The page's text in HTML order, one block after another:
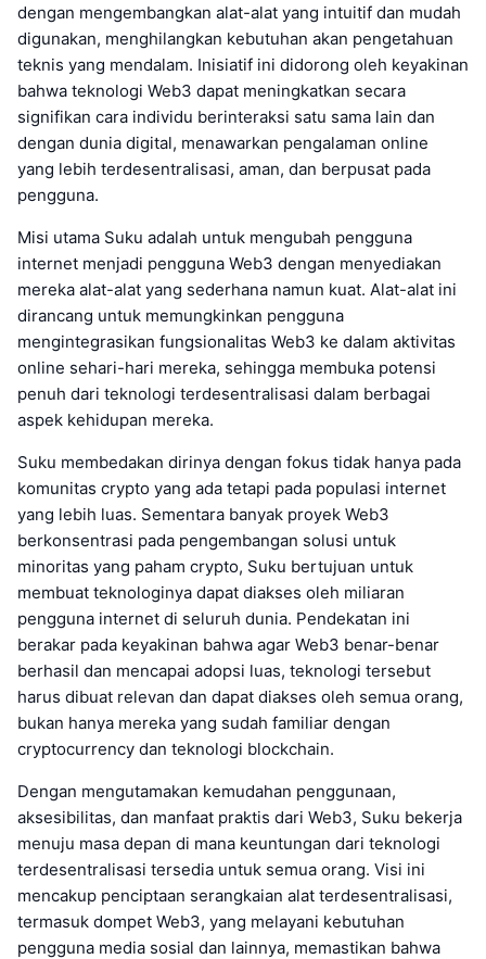
dengan mengembangkan alat-alat yang intuitif dan mudah
digunakan, menghilangkan kebutuhan akan pengetahuan
teknis yang mendalam. Inisiatif ini didorong oleh keyakinan
bahwa teknologi Web3 dapat meningkatkan secara
signifikan cara individu berinteraksi satu sama lain dan
dengan dunia digital, menawarkan pengalaman online
yang lebih terdesentralisasi, aman, dan berpusat pada
pengguna.
Misi utama Suku adalah untuk mengubah pengguna
internet menjadi pengguna Web3 dengan menyediakan
mereka alat-alat yang sederhana namun kuat. Alat-alat ini
dirancang untuk memungkinkan pengguna
mengintegrasikan fungsionalitas Web3 ke dalam aktivitas
online sehari-hari mereka, sehingga membuka potensi
penuh dari teknologi terdesentralisasi dalam berbagai
aspek kehidupan mereka.
Suku membedakan dirinya dengan fokus tidak hanya pada
komunitas crypto yang ada tetapi pada populasi internet
yang lebih luas. Sementara banyak proyek Web3
berkonsentrasi pada pengembangan solusi untuk
minoritas yang paham crypto, Suku bertujuan untuk
membuat teknologinya dapat diakses oleh miliaran
pengguna internet di seluruh dunia. Pendekatan ini
berakar pada keyakinan bahwa agar Web3 benar-benar
berhasil dan mencapai adopsi luas, teknologi tersebut
harus dibuat relevan dan dapat diakses oleh semua orang,
bukan hanya mereka yang sudah familiar dengan
cryptocurrency dan teknologi blockchain.
Dengan mengutamakan kemudahan penggunaan,
aksesibilitas, dan manfaat praktis dari Web3, Suku bekerja
menuju masa depan di mana keuntungan dari teknologi
terdesentralisasi tersedia untuk semua orang. Visi ini
mencakup penciptaan serangkaian alat terdesentralisasi,
termasuk dompet Web3, yang melayani kebutuhan
pengguna media sosial dan lainnya, memastikan bahwa